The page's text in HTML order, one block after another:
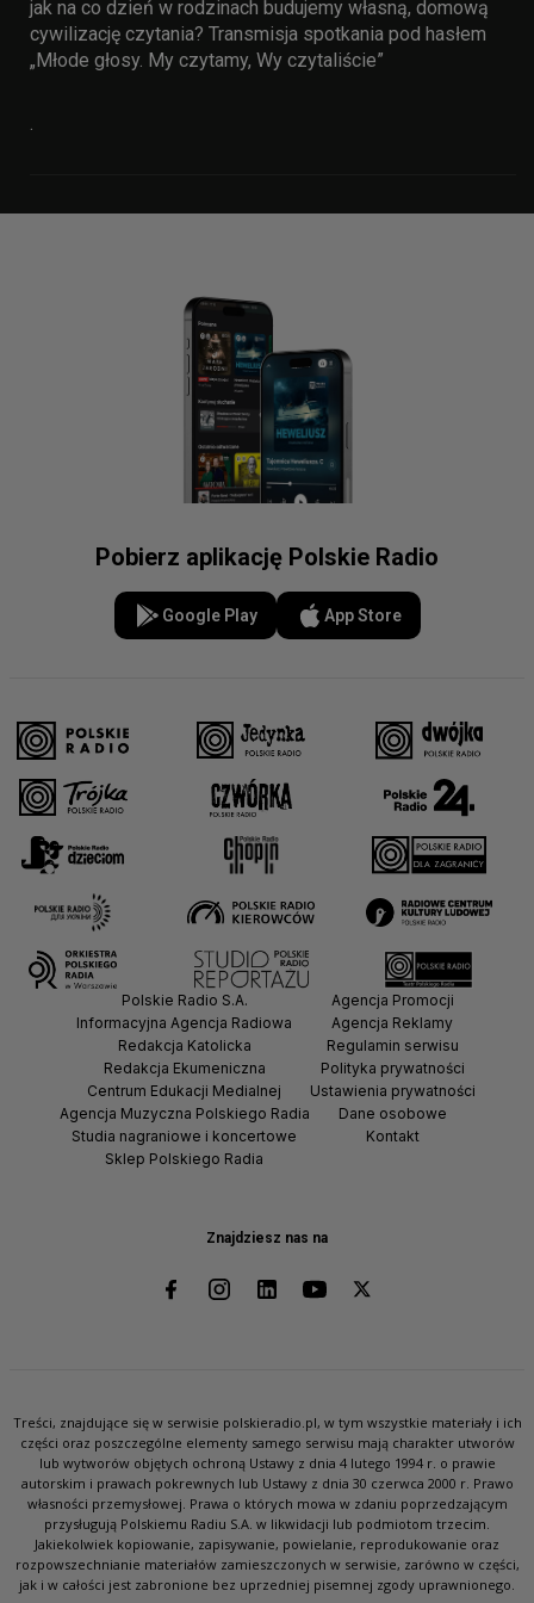
jak na co dzień w rodzinach budujemy własną, domową
cywilizację czytania? Transmisja spotkania pod hasłem
„Młode głosy. My czytamy, Wy czytaliście”
.
Pobierz aplikację Polskie Radio
Google Play App Store
Znajdziesz nas na
Polskie Radio S.A.
Informacyjna Agencja Radiowa
Redakcja Katolicka
Redakcja Ekumeniczna
Centrum Edukacji Medialnej
Agencja Muzyczna Polskiego Radia
Studia nagraniowe i koncertowe
Sklep Polskiego Radia
Agencja Promocji
Agencja Reklamy
Regulamin serwisu
Polityka prywatności
Ustawienia prywatności
Dane osobowe
Kontakt
Treści, znajdujące się w serwisie polskieradio.pl, w tym wszystkie materiały i ich
części oraz poszczególne elementy samego serwisu mają charakter utworów
lub wytworów objętych ochroną Ustawy z dnia 4 lutego 1994 r. o prawie
autorskim i prawach pokrewnych lub Ustawy z dnia 30 czerwca 2000 r. Prawo
własności przemysłowej. Prawa o których mowa w zdaniu poprzedzającym
przysługują Polskiemu Radiu S.A. w likwidacji lub podmiotom trzecim.
Jakiekolwiek kopiowanie, zapisywanie, powielanie, reprodukowanie oraz
rozpowszechnianie materiałów zamieszczonych w serwisie, zarówno w części,
jak i w całości jest zabronione bez uprzedniej pisemnej zgody uprawnionego.